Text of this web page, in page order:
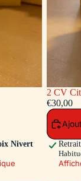
Nivert
2 CV
€30,00